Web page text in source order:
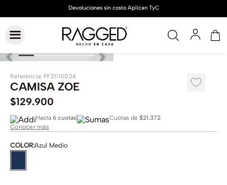
Referencia: PF21110034
CAMISA ZOE
$129.900
Hasta 6 cuotas Cuotas de $21.372
Conocer más
COLOR:Azul Medio